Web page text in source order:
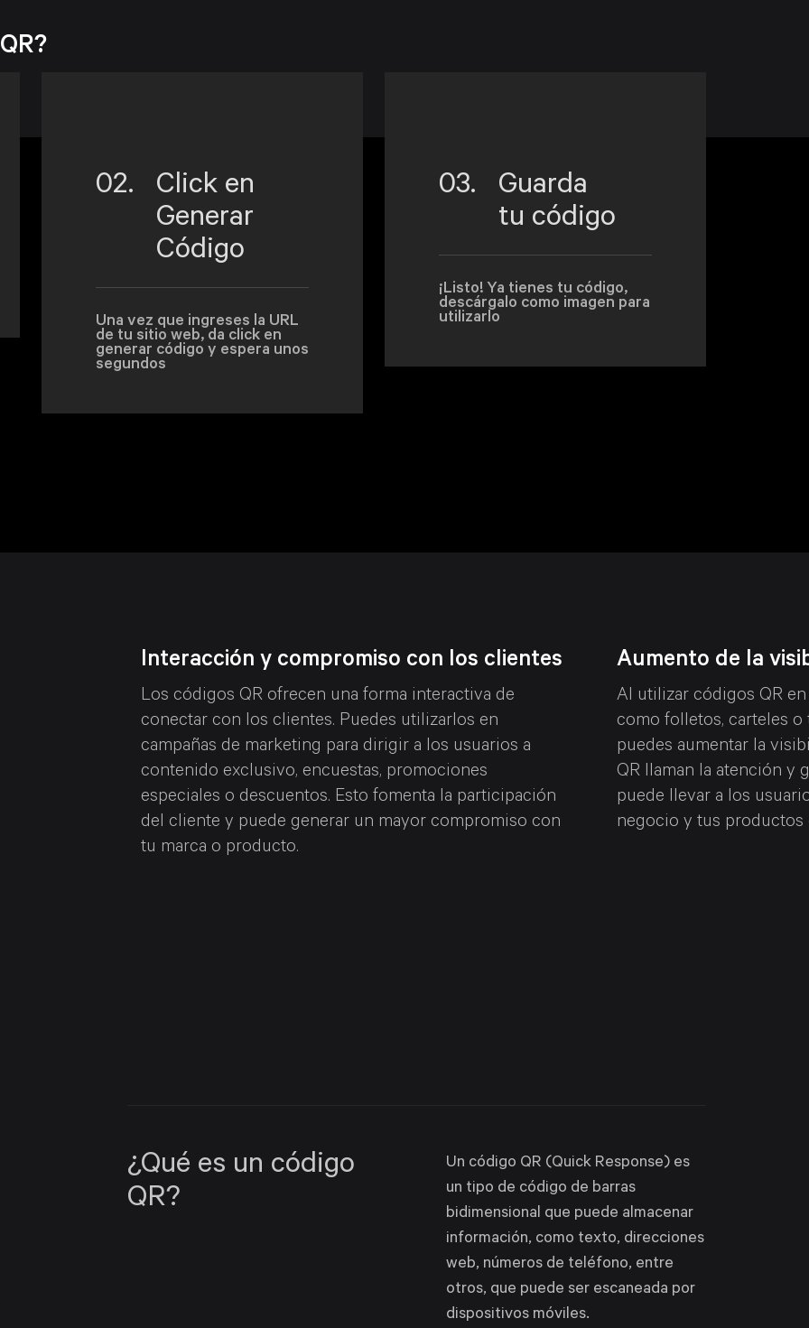
02.
Click en
Generar
Código
Una vez que ingreses la URL
de tu sitio web, da click en
generar código y espera unos
segundos
03.
Guarda
tu código
¡Listo! Ya tienes tu código,
descárgalo como imagen para
utilizarlo
el
a
y sin
Interacción y compromiso con los clientes
Los códigos QR ofrecen una forma interactiva de
conectar con los clientes. Puedes utilizarlos en
campañas de marketing para dirigir a los usuarios a
contenido exclusivo, encuestas, promociones
especiales o descuentos. Esto fomenta la participación
del cliente y puede generar un mayor compromiso con
tu marca o producto.
Aumento de la
Al utilizar códigos QR
como folletos, carteles o
puedes aumentar la
QR llaman la atención y
puede llevar a los
negocio y tus productos
¿Qué es un código
QR?
Un código QR (Quick Response) es
un tipo de código de barras
bidimensional que puede almacenar
información, como texto, direcciones
web, números de teléfono, entre
otros, que puede ser escaneada por
dispositivos móviles.